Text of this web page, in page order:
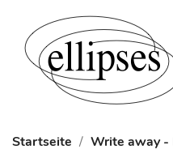
Startseite Write away -